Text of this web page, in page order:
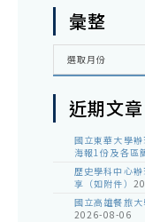
彙整
彙
選取月份
近期文章
國立東華大學
海報1份及各區
歷史學科中心
享（如附件）
國立高雄餐旅
2026-08-06